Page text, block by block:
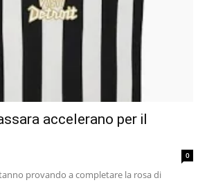
accelerano per il
0
provando a completare la rosa di